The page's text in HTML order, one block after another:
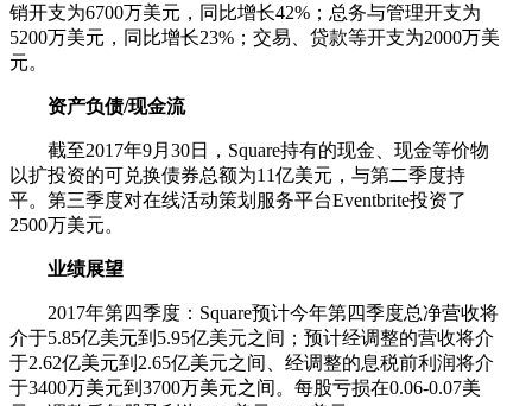
销开支为6700万美元，同比增长42%；总务与管理开支为
5200万美元，同比增长23%；交易、贷款等开支为2000万美
元。
资产负债/现金流
截至2017年9月30日，Square持有的现金、现金等价物
以扩投资的可兑换债券总额为11亿美元，与第二季度持
平。第三季度对在线活动策划服务平台Eventbrite投资了
2500万美元。
业绩展望
2017年第四季度：Square预计今年第四季度总净营收将
介于5.85亿美元到5.95亿美元之间；预计经调整的营收将介
于2.62亿美元到2.65亿美元之间、经调整的息税前利润将介
于3400万美元到3700万美元之间。每股亏损在0.06-0.07美